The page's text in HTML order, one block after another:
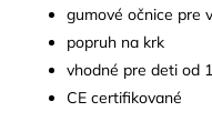
gumové očnice pre
popruh na krk
vhodné pre deti od
CE certifikované